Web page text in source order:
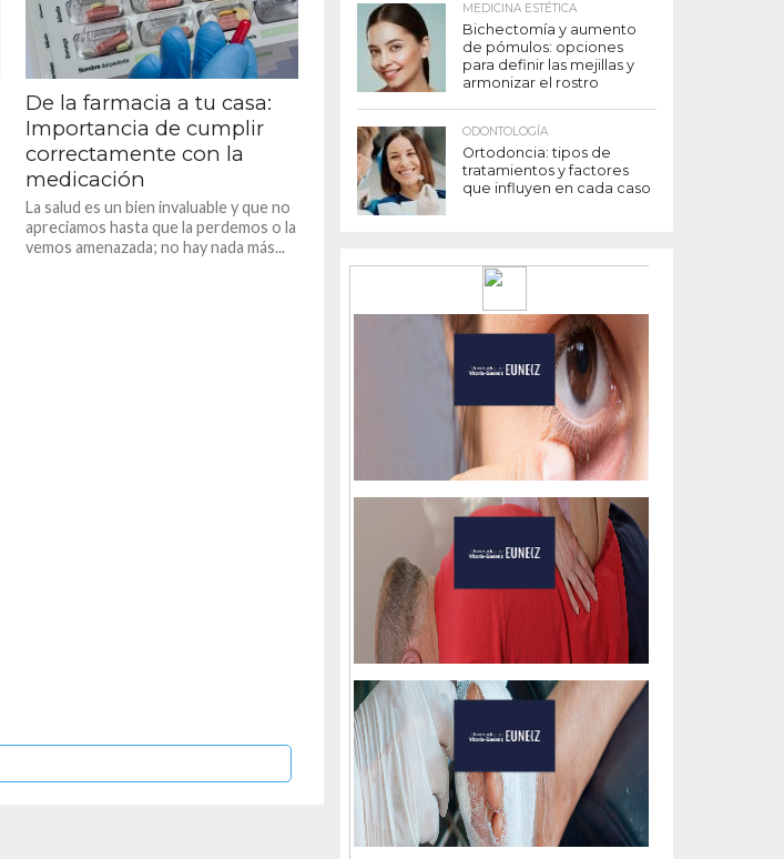
De la farmacia a tu casa:
Importancia de cumplir
correctamente con la
medicación
La salud es un bien invaluable y que no
apreciamos hasta que la perdemos o la
vemos amenazada; no hay nada más...
MEDICINA ESTÉTICA
Bichectomía y aumento
de pómulos: opciones
para definir las mejillas y
armonizar el rostro
ODONTOLOGÍA
Ortodoncia: tipos de
tratamientos y factores
que influyen en cada caso